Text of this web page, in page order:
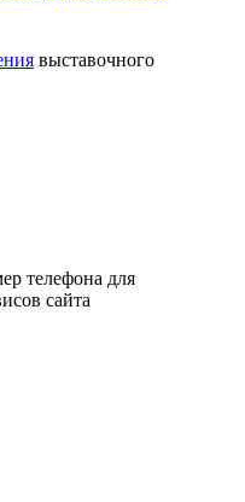
выставочного
телефона для
сайта